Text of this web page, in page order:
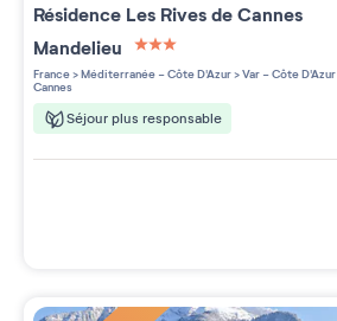
Résidence Les Rives de Cannes
Mandelieu
3 étoiles sur 5
France>Méditerranée - Côte D'Azur>Var - Côte D'Azur
Cannes
Séjour plus responsable